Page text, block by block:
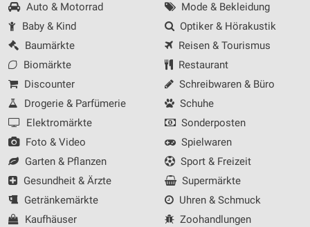
Auto & Motorrad
Baby & Kind
Baumärkte
Biomärkte
Discounter
Drogerie & Parfümerie
Elektromärkte
Foto & Video
Garten & Pflanzen
Gesundheit & Ärzte
Getränkemärkte
Kaufhäuser
Mode & Bekleidung
Optiker & Hörakustik
Reisen & Tourismus
Restaurant
Schreibwaren & Büro
Schuhe
Sonderposten
Spielwaren
Sport & Freizeit
Supermärkte
Uhren & Schmuck
Zoohandlungen